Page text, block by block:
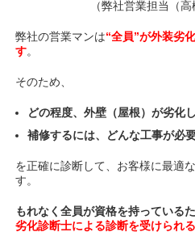
（弊社営業担当（高
弊社の営業マンは“全員”が外装劣
す。
そのため、
どの程度、外壁（屋根）が劣化
補修するには、どんな工事が必
を正確に診断して、お客様に最適
す。
もれなく全員が資格を持っている
劣化診断士による診断を受けられ